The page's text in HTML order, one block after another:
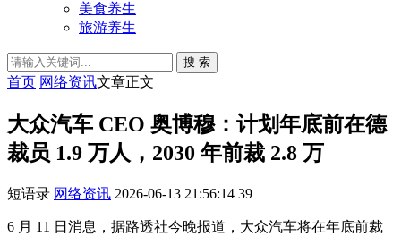
美食养生
旅游养生
搜 索
首页 网络资讯文章正文
大众汽车 CEO 奥博穆：计划年底前在德
裁员 1.9 万人，2030 年前裁 2.8 万
短语录 网络资讯 2026-06-13 21:56:14 39
6 月 11 日消息，据路透社今晚报道，大众汽车将在年底前裁